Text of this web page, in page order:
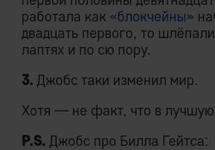
работала как «блокчейны»
двадцать первого, то
лаптях и по сю пору.
3. Джобс таки изменил мир.
Хотя — не факт, что в лучшую
P.S. Джобс про Билла Гейтса: